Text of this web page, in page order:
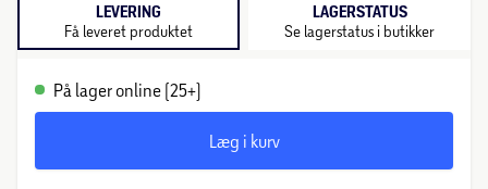
LEVERING
Få leveret produktet
LAGERSTATUS
Se lagerstatus i butikker
På lager online (25+)
Læg i kurv